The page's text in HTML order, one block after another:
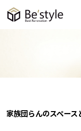
家族団らんのスペー